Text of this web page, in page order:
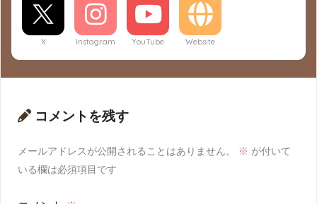
X Instagram YouTube Website
コメントを残す
メールアドレスが公開されることはありません。 ※ が付いて
いる欄は必須項目です